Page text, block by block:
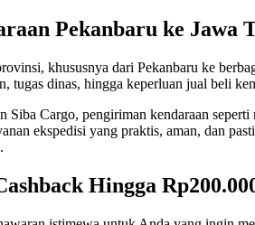
Pekanbaru ke Jawa
khususnya dari Pekanbaru ke
tugas dinas, hingga keperluan jual beli
Siba Cargo, pengiriman kendaraan
ekspedisi yang praktis, aman, dan
Hingga